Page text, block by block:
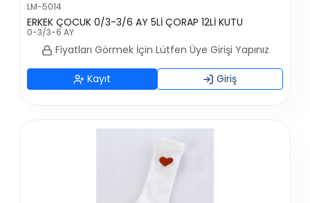
LM-5014
ERKEK ÇOCUK 0/3-3/6 AY 5Lİ ÇORAP 12Lİ KUTU
0-3/3-6 AY
Fiyatları Görmek İçin Lütfen Üye Girişi Yapınız
Kayıt Giriş